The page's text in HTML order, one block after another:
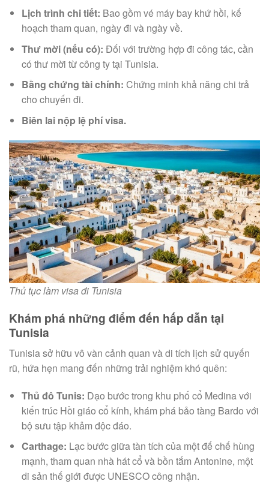
Lịch trình chi tiết: Bao gồm vé máy bay khứ hồi, kế
hoạch tham quan, ngày đi và ngày về.
Thư mời (nếu có): Đối với trường hợp đi công tác, cần
có thư mời từ công ty tại Tunisia.
Bằng chứng tài chính: Chứng minh khả năng chi trả
cho chuyến đi.
Biên lai nộp lệ phí visa.
Thủ tục làm visa đi Tunisia
Khám phá những điểm đến hấp dẫn tại
Tunisia
Tunisia sở hữu vô vàn cảnh quan và di tích lịch sử quyến
rũ, hứa hẹn mang đến những trải nghiệm khó quên:
Thủ đô Tunis: Dạo bước trong khu phố cổ Medina với
kiến trúc Hồi giáo cổ kính, khám phá bảo tàng Bardo với
bộ sưu tập khảm độc đáo.
Carthage: Lạc bước giữa tàn tích của một đế chế hùng
mạnh, tham quan nhà hát cổ và bồn tắm Antonine, một
di sản thế giới được UNESCO công nhận.